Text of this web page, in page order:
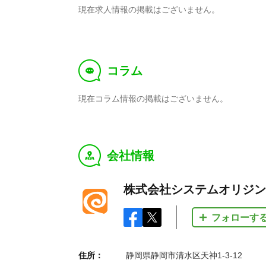
現在求人情報の掲載はございません。
f コラム
現在コラム情報の掲載はございません。
y 会社情報
株式会社システムオリジン
フォローす
住所： 静岡県静岡市清水区天神1-3-12